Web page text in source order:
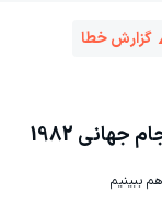
گزارش خطا
1982